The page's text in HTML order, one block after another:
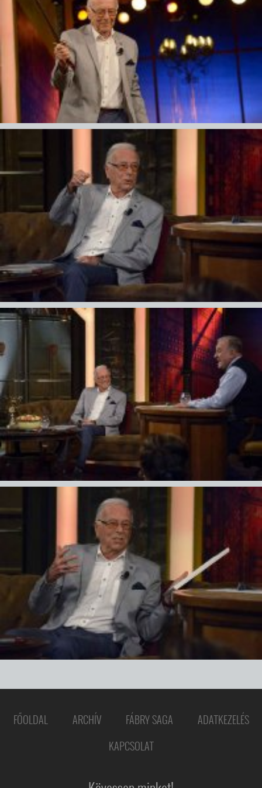
FŐOLDAL ARCHÍV FÁBRY SAGA
ADATKEZELÉS
KAPCSOLAT